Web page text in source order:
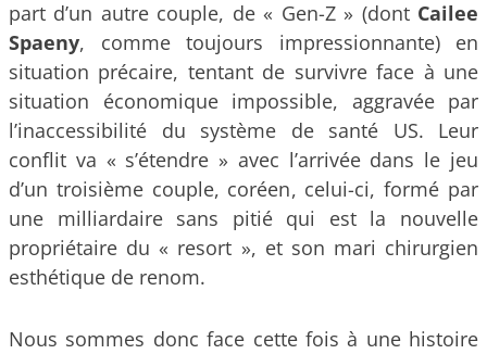
part d’un autre couple, de « Gen-Z » (dont Cailee
Spaeny, comme toujours impressionnante) en
situation précaire, tentant de survivre face à une
situation économique impossible, aggravée par
l’inaccessibilité du système de santé US. Leur
conflit va « s’étendre » avec l’arrivée dans le jeu
d’un troisième couple, coréen, celui-ci, formé par
une milliardaire sans pitié qui est la nouvelle
propriétaire du « resort », et son mari chirurgien
esthétique de renom.
Nous sommes donc face cette fois à une histoire